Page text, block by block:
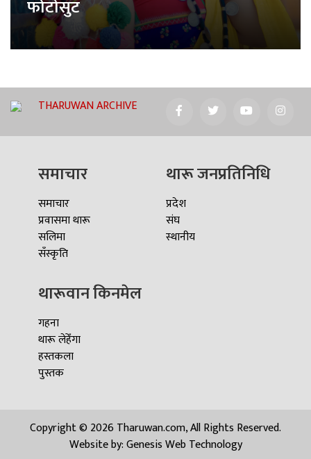
फोटोसुट
THARUWAN ARCHIVE
समाचार
समाचार
प्रवासमा थारू
सलिमा
सँस्कृति
थारू जनप्रतिनिधि
प्रदेश
संघ
स्थानीय
थारूवान किनमेल
गहना
थारू लेहेँगा
हस्तकला
पुस्तक
Copyright © 2026 Tharuwan.com, All Rights Reserved.
Website by:Genesis Web Technology